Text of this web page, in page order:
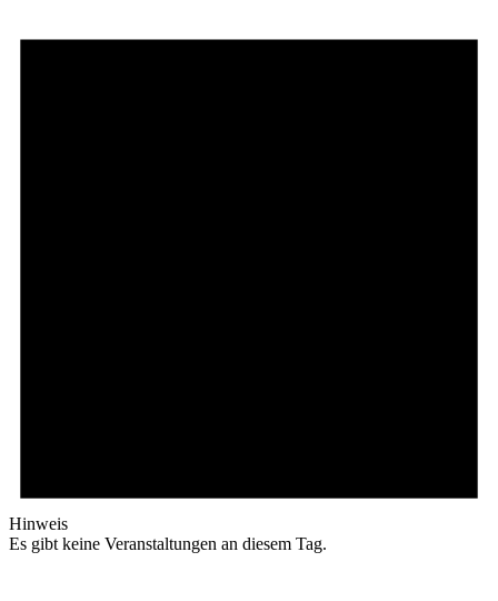
Hinweis
Es gibt keine Veranstaltungen an diesem Tag.